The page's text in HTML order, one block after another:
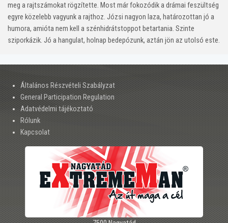
meg a rajtszámokat rögzítette. Most már fokozódik a drámai feszültség
egyre közelebb vagyunk a rajthoz. Józsi nagyon laza, határozottan jó a
humora, amióta nem kell a szénhidrátstoppot betartania. Szinte
sziporkázik. Jó a hangulat, holnap bedepózunk, aztán jön az utolsó este.
Általános Részvételi Szabályzat
General Participation Regulation
Adatvédelmi tájékoztató
Rólunk
Kapcsolat